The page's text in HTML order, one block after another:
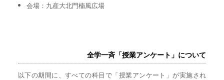
会場：九産大北門楠風広場
全学一斉「授業アンケート」について
以下の期間に、すべての科目で「授業アンケート」が実施され